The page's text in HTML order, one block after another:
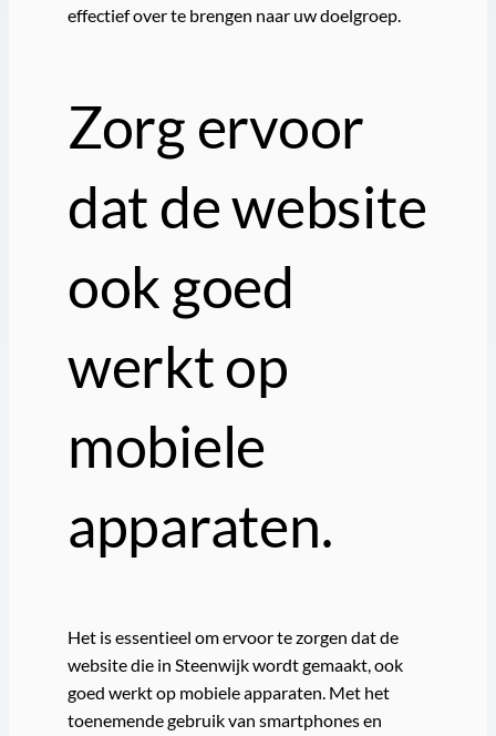
effectief over te brengen naar uw doelgroep.
Zorg ervoor
dat de website
ook goed
werkt op
mobiele
apparaten.
Het is essentieel om ervoor te zorgen dat de
website die in Steenwijk wordt gemaakt, ook
goed werkt op mobiele apparaten. Met het
toenemende gebruik van smartphones en